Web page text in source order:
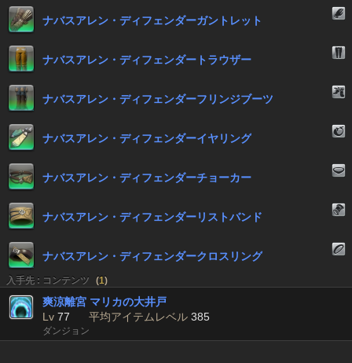
ナバスアレン・ディフェンダーガントレット
ナバスアレン・ディフェンダートラウザー
ナバスアレン・ディフェンダーフリンジブーツ
ナバスアレン・ディフェンダーイヤリング
ナバスアレン・ディフェンダーチョーカー
ナバスアレン・ディフェンダーリストバンド
ナバスアレン・ディフェンダークロスリング
入手先 : コンテンツ (1)
爽涼離宮 マリカの大井戸
Lv 77 平均アイテムレベル 385
ダンジョン